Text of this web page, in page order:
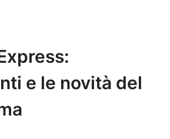
e le novità del